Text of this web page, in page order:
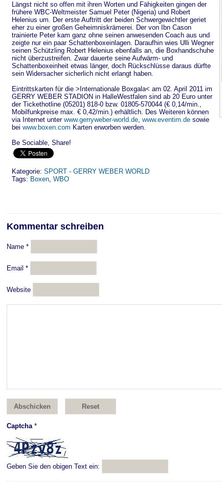
Längst nicht so offen mit ihren Worten und Fähigkeiten gingen der
frühere WBC-Weltmeister Samuel Peter (Nigeria) und Robert
Helenius um. Der erste Auftritt der beiden Schwergewichtler geriet
eher zu einer großen Geheimniskrämerei. Der von Ibn Cason
trainierte Peter kam ganz ohne seinen anwesenden Coach aus und
zeigte nur ein paar Schattenboxeinlagen. Daraufhin wies Ulli Wegner
seinen Schützling Robert Helenius ebenfalls an, die Boxhandschuhe
nicht überzustreifen. Zwar dauerte seine Aufwärm- und
Schattenboxeinheit etwas länger, doch Rückschlüsse daraus dürfte
sein Widersacher sicherlich nicht erlangt haben.
Eintrittskarten für die >Internationale Boxgala< am 02. April 2011 im
GERRY WEBER STADION in HalleWestfalen sind ab 20 Euro unter
der Tickethotline (05201) 818-0 bzw. 01805-570044 (€ 0,14/min.,
Mobilfunkpreise max. € 0,42/min.) erhältlich. Des Weiteren können
via Internet unter www.gerryweber-world.de, www.eventim.de sowie
bei www.boxen.com Karten erworben werden.
Be Sociable, Share!
Kategorie: SPORT - GERRY WEBER WORLD
Tags: Boxen, WBO
Kommentar schreiben
Name *
Email *
Website
Captcha *
Geben Sie den obigen Text ein: